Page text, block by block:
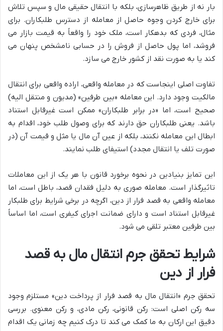
بار نه از طریق ظاهرسازی، بلکه با انتقال حقیقی مال و سپس تلاش
برای خارج کردن وجوه حاصل از معامله از دسترس طلبکاران. برای
مثال، فردی که بدهکار است، ملک خود را واقعاً به قیمت بازار می
فروشد، اما پول حاصل از فروش را در حسابی نامشخص پنهان می
کند یا به صورت نقد از کشور خارج می سازد.
تفاوت اصلی اینجاست که در معامله واقعی، اراده واقعی برای انتقال
مالکیت وجود دارد. این معامله «بین طرفین» (مدیون و منتقل الیه)
صحیح است، اما «در برابر طلبکاران» ممکن است غیرقابل استناد
باشد. یعنی طلبکاران حق دارند که برای وصول طلب خود، اقدام به
ابطال این معامله نکنند، بلکه از عین آن مال یا مثل و قیمت آن (در
صورت تلف یا انتقال مجدد) استیفای طلب نمایند.
این تمایز بنیادین در نحوه برخورد قانون با هر یک از این معاملات
تاثیرگذار است. معامله صوری به دلیل فقدان قصد، باطل است، اما
معامله واقعی به قصد فرار از دین، اگرچه در برخی شرایط برای طلبکار
غیرقابل استناد است و دارای ضمانت اجرای کیفری است، اما اساساً
بین طرفین معتبر تلقی می شود.
شرایط تحقق جرم انتقال مال به قصد
فرار از دین
تحقق جرم «انتقال مال به قصد فرار از پرداخت دین» مستلزم وجود
سه رکن اصلی است: رکن قانونی، رکن مادی، و رکن معنوی. بررسی
دقیق این ارکان به ما کمک می کند تا درک کنیم چه زمانی یک اقدام